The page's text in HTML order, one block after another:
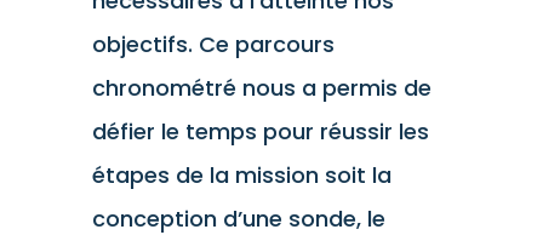
objectifs. Ce parcours
chronométré nous a permis de
défier le temps pour réussir les
étapes de la mission soit la
conception d’une sonde, le